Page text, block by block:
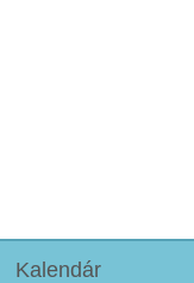
Kalendár